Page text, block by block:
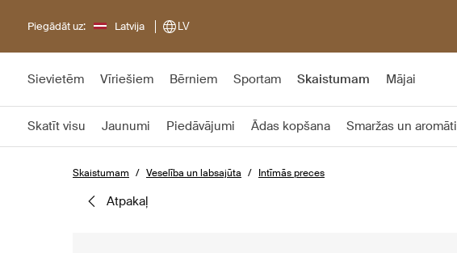
Piegādāt uz: Latvija LV
Sievietēm Vīriešiem Bērniem Sportam Skaistumam Mājai
Skatīt visu Jaunumi Piedāvājumi Ādas kopšana Smaržas un aromāti
Skaistumam Veselība un labsajūta Intīmās preces
atpakaļ